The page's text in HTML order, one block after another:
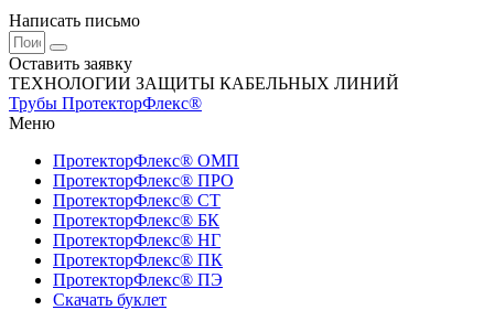
Написать письмо
Оставить заявку
ТЕХНОЛОГИИ ЗАЩИТЫ КАБЕЛЬНЫХ ЛИНИЙ
Трубы ПротекторФлекс®
Меню
ПротекторФлекс® ОМП
ПротекторФлекс® ПРО
ПротекторФлекс® СТ
ПротекторФлекс® БК
ПротекторФлекс® НГ
ПротекторФлекс® ПК
ПротекторФлекс® ПЭ
Скачать буклет